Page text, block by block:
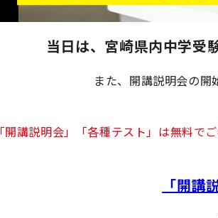
当日は、宮崎県内中学受
また、開講説明会の開
「開講説明会」「各種テスト」は無料で
「開講